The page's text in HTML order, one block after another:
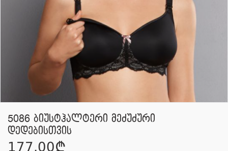
5086 ბიუსტჰალტერი მეძუძური
დედებისთვის
177.00¢